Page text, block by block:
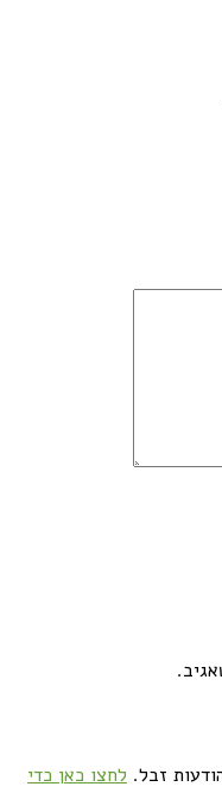
זבל. לחצו כאן כדי